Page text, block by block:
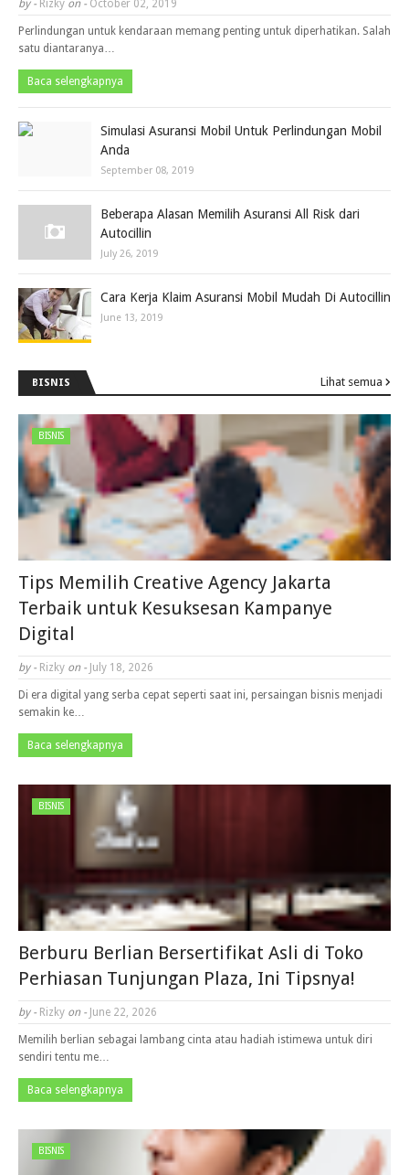
by - Rizky on - October 02, 2019
Perlindungan untuk kendaraan memang penting untuk diperhatikan. Salah
satu diantaranya…
Baca selengkapnya
Simulasi Asuransi Mobil Untuk Perlindungan Mobil
Anda
September 08, 2019
Beberapa Alasan Memilih Asuransi All Risk dari
Autocillin
July 26, 2019
Cara Kerja Klaim Asuransi Mobil Mudah Di Autocillin
June 13, 2019
BISNIS Lihat semua
BISNIS
Tips Memilih Creative Agency Jakarta
Terbaik untuk Kesuksesan Kampanye
Digital
by - Rizky on - July 18, 2026
Di era digital yang serba cepat seperti saat ini, persaingan bisnis menjadi
semakin ke…
Baca selengkapnya
BISNIS
Berburu Berlian Bersertifikat Asli di Toko
Perhiasan Tunjungan Plaza, Ini Tipsnya!
by - Rizky on - June 22, 2026
Memilih berlian sebagai lambang cinta atau hadiah istimewa untuk diri
sendiri tentu me…
Baca selengkapnya
BISNIS